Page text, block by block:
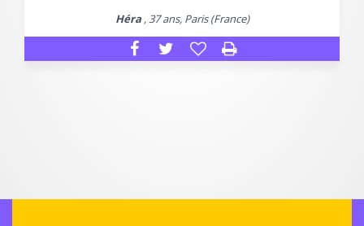
Héra, 37 ans, Paris (France)